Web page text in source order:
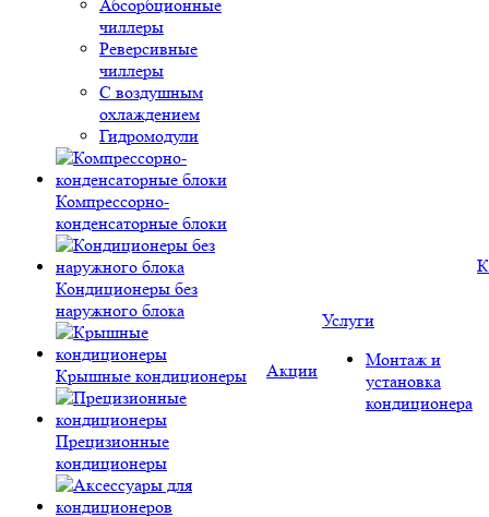
Абсорбционные
чиллеры
Реверсивные
чиллеры
С воздушным
охлаждением
Гидромодули
Компрессорно-
конденсаторные блоки
Кондиционеры без
наружного блока
Крышные кондиционеры
Прецизионные
кондиционеры
Акции
Услуги
Монтаж и
установка
кондиционера